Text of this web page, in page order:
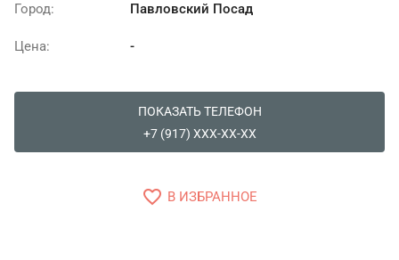
Город: Павловский Посад
Цена: -
ПОКАЗАТЬ ТЕЛЕФОН
+7 (917) XXX-XX-XX
favorite_border В ИЗБРАННОЕ